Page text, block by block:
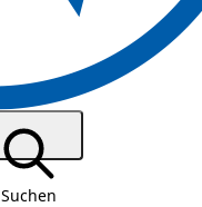
Suchen